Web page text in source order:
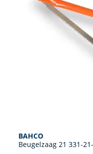
BAHCO
Beugelzaag 21 331-